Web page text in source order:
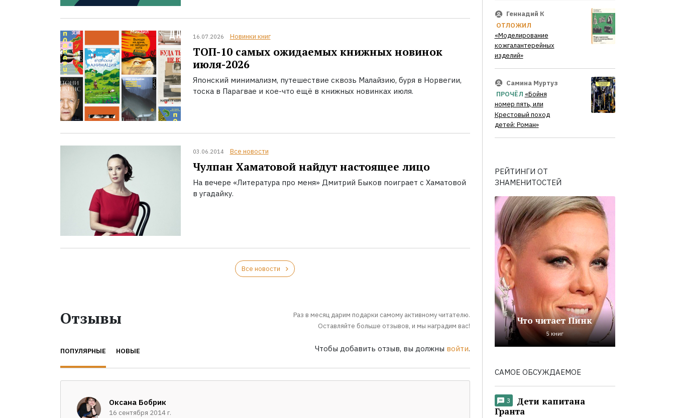
16.07.2026 Новинки книг
ТОП-10 самых ожидаемых книжных новинок
июля-2026
Японский минимализм, путешествие сквозь Малайзию, буря в Норвегии,
тоска в Парагвае и кое-что ещё в книжных новинках июля.
03.06.2014 Все новости
Чулпан Хаматовой найдут настоящее лицо
На вечере «Литература про меня» Дмитрий Быков поиграет с Хаматовой
в угадайку.
Все новости
Отзывы
Раз в месяц дарим подарки самому активному читателю.
Оставляйте больше отзывов, и мы наградим вас!
Чтобы добавить отзыв, вы должны войти.
ПОПУЛЯРНЫЕ НОВЫЕ
Оксана Бобрик
16 сентября 2014 г.
Геннадий К
ОТЛОЖИЛ
«Моделирование
кожгалантерейных
изделий»
Самина Муртуз
ПРОЧЁЛ «Бойня
номер пять, или
Крестовый поход
детей: Роман»
РЕЙТИНГИ ОТ
ЗНАМЕНИТОСТЕЙ
Что читает Пинк
5 книг
САМОЕ ОБСУЖДАЕМОЕ
3
Дети капитана
Гранта